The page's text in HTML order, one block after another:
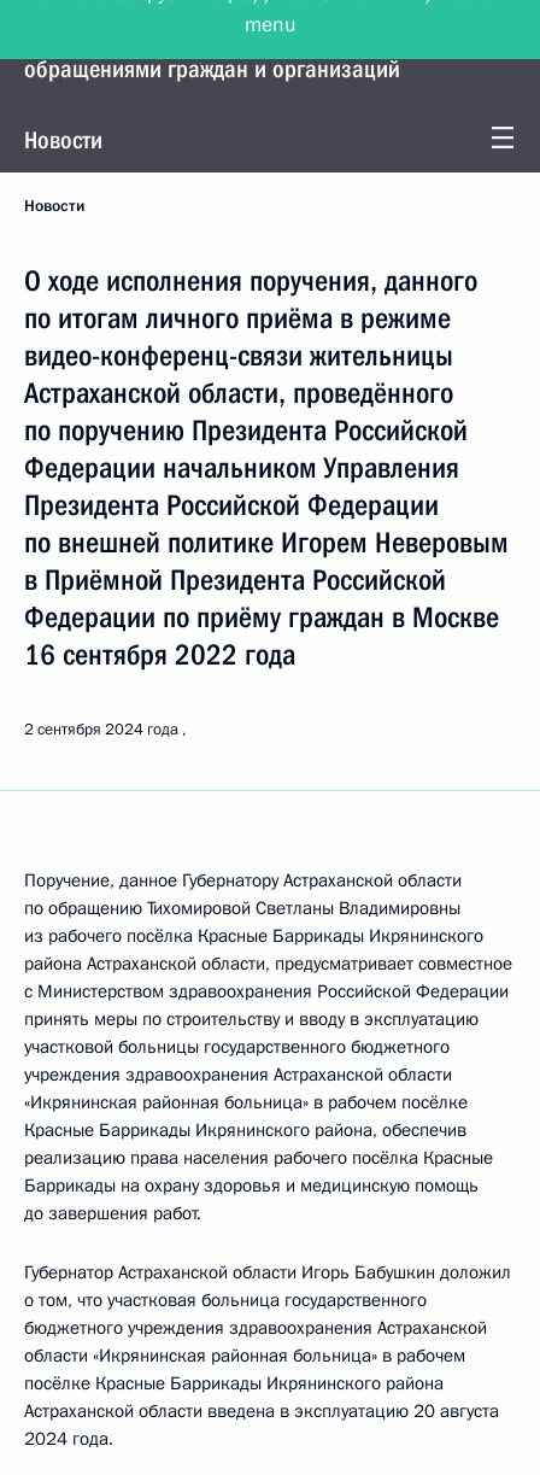
Управление Президента по работе с
обращениями граждан и организаций
Новости
Новости
О ходе исполнения поручения, данного
по итогам личного приёма в режиме
видео-конференц-связи жительницы
Астраханской области, проведённого
по поручению Президента Российской
Федерации начальником Управления
Президента Российской Федерации
по внешней политике Игорем Неверовым
в Приёмной Президента Российской
Федерации по приёму граждан в Москве
16 сентября 2022 года
2 сентября 2024 года
Поручение, данное Губернатору Астраханской области
по обращению Тихомировой Светланы Владимировны
из рабочего посёлка Красные Баррикады Икрянинского
района Астраханской области, предусматривает совместное
с Министерством здравоохранения Российской Федерации
принять меры по строительству и вводу в эксплуатацию
участковой больницы государственного бюджетного
учреждения здравоохранения Астраханской области
«Икрянинская районная больница» в рабочем посёлке
Красные Баррикады Икрянинского района, обеспечив
реализацию права населения рабочего посёлка Красные
Баррикады на охрану здоровья и медицинскую помощь
до завершения работ.
Губернатор Астраханской области Игорь Бабушкин доложил
о том, что участковая больница государственного
бюджетного учреждения здравоохранения Астраханской
области «Икрянинская районная больница» в рабочем
посёлке Красные Баррикады Икрянинского района
Астраханской области введена в эксплуатацию 20 августа
2024 года.
menu